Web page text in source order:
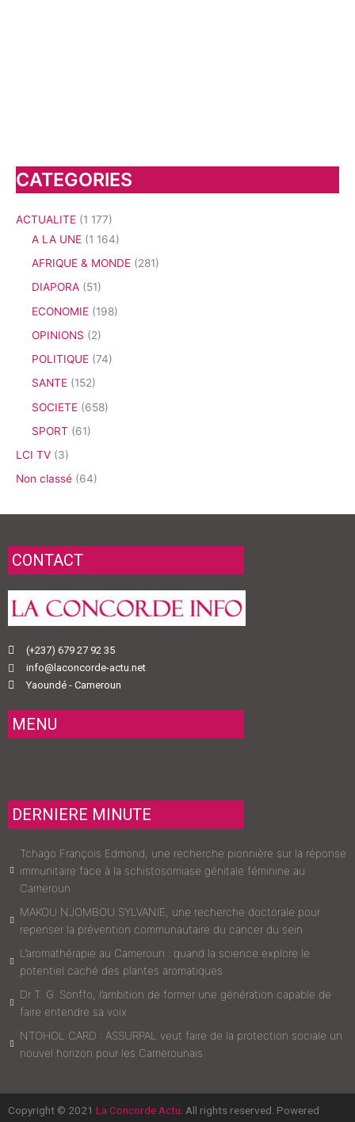
CATEGORIES
ACTUALITE (1 177)
A LA UNE (1 164)
AFRIQUE & MONDE (281)
DIAPORA (51)
ECONOMIE (198)
OPINIONS (2)
POLITIQUE (74)
SANTE (152)
SOCIETE (658)
SPORT (61)
LCI TV (3)
Non classé (64)
CONTACT
(+237) 679 27 92 35
info@laconcorde-actu.net
Yaoundé - Cameroun
MENU
DERNIERE MINUTE
Tchago François Edmond, une recherche pionnière sur la réponse
immunitaire face à la schistosomiase génitale féminine au
Cameroun
MAKOU NJOMBOU SYLVANIE, une recherche doctorale pour
repenser la prévention communautaire du cancer du sein
L’aromathérapie au Cameroun : quand la science explore le
potentiel caché des plantes aromatiques
Dr T. G. Sonffo, l’ambition de former une génération capable de
faire entendre sa voix
NTOHOL CARD : ASSURPAL veut faire de la protection sociale un
nouvel horizon pour les Camerounais
Copyright © 2021 La Concorde Actu . All rights reserved. Powered